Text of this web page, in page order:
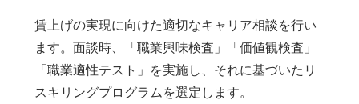
賃上げの実現に向けた適切なキャリア相談を行い
ます。面談時、「職業興味検査」「価値観検査」
「職業適性テスト」を実施し、それに基づいたリ
スキリングプログラムを選定します。